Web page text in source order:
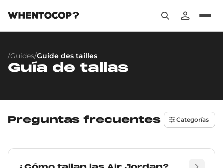
/Guides/Guide des tailles
Guía de tallas
Preguntas frecuentes Categorías